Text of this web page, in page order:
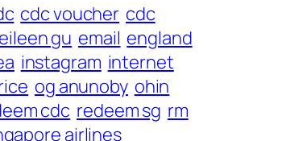
cdc voucher cdc
eileen gu email england
instagram internet
og anunoby ohin
cdc redeem sg rm
airlines